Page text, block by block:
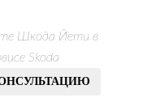
Шкода Йети в
Skoda